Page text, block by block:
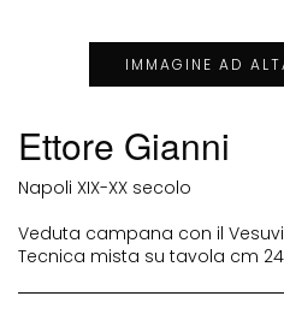
IMMAGINE AD
Ettore Gianni
Napoli XIX-XX secolo
Veduta campana con il
Tecnica mista su tavola cm